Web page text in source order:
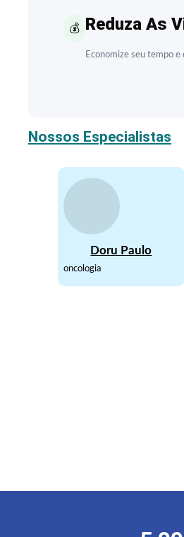
💰 Reduza As
Economize seu tempo
Nossos Especialistas
Doru Paulo
oncologia